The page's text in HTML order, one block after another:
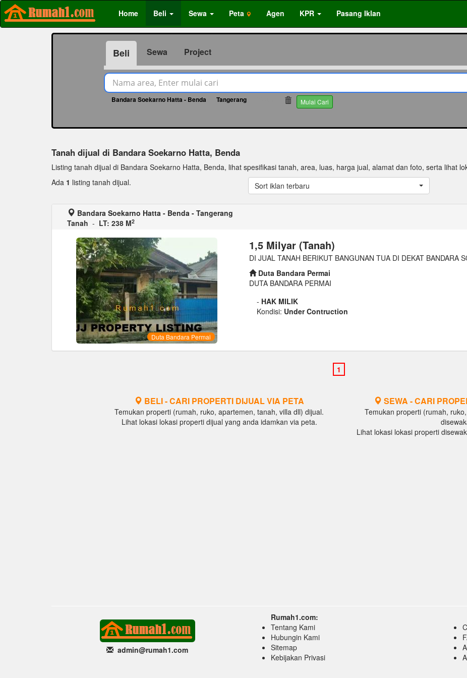
Home Beli Sewa Peta Agen KPR Pasang Iklan
Beli Sewa Project
Bandara Soekarno Hatta - Benda Tangerang Mulai Cari
Tanah dijual di Bandara Soekarno Hatta, Benda
Listing tanah dijual di Bandara Soekarno Hatta, Benda, lihat spesifikasi tanah, area, luas, harga jual, alamat dan foto, serta lihat
Ada 1 listing tanah dijual. Sort iklan terbaru
Bandara Soekarno Hatta - Benda - Tangerang
Tanah - LT: 238 M2
Duta Bandara Permai
1,5 Milyar (Tanah)
DI JUAL TANAH BERIKUT BANGUNAN TUA DI DEKAT BANDARA
Duta Bandara Permai
DUTA BANDARA PERMAI
- HAK MILIK
Kondisi: Under Contruction
BELI - CARI PROPERTI DIJUAL VIA PETA
Temukan properti (rumah, ruko, apartemen, tanah, villa dll) dijual.
Lihat lokasi lokasi properti dijual yang anda idamkan via peta.
SEWA - CARI
Temukan properti (rumah,
Lihat lokasi lokasi properti
admin@rumah1.com
Rumah1.com:
Tentang Kami
Hubungin Kami
Sitemap
Kebijakan Privasi